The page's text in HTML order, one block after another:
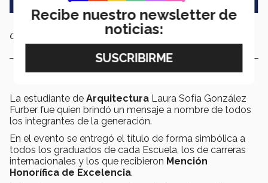
Cada generación fue presentada por su director de carrera.
La estudiante de Arquitectura Laura Sofía González
Furber fue quien brindó un mensaje a nombre de todos
los integrantes de la generación.
En el evento se entregó el título de forma simbólica a
todos los graduados de cada Escuela, los de carreras
internacionales y los que recibieron Mención
Honorífica de Excelencia.
Recibe nuestro newsletter de
noticias: